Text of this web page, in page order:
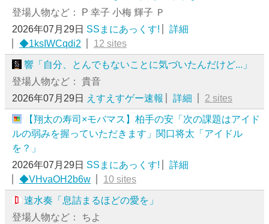
登場人物など： P 幸子 小梅 輝子 Ｐ
2026年07月29日 SSまにあっくす!
詳細
◆1ksIWCqdi2
12 sites
響「自分、とんでもないことに気づいたんだけど...」
登場人物など： 貴音
2026年07月29日
えすえすゲー速報 詳細 2 sites
【翔太の寿司×モバマス】柏手の安「次の課題はアイド
ルの弱みを握っていただきます」関口将太「アイドル
を？」
2026年07月29日 SSまにあっくす!
詳細
◆VHvaOH2b6w
10 sites
速水奏「息詰まるほどの愛を」
登場人物など： ちよ